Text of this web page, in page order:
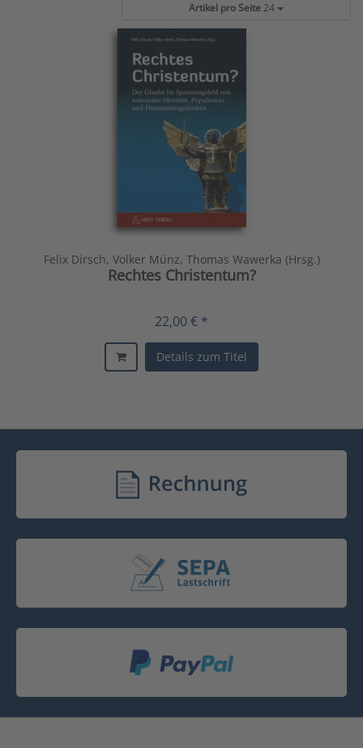
Artikel pro Seite24
Felix Dirsch, Volker Münz, Thomas Wawerka (Hrsg.)
Rechtes Christentum?
22,00 € *
Details zum Titel